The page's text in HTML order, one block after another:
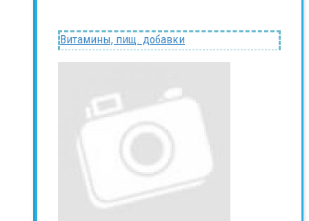
Витамины, пищ. добавки